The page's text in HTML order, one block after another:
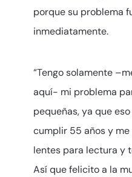
porque su problema
inmediatamente.
“Tengo solamente
aquí- mi problema
pequeñas, ya que
cumplir 55 años y me
lentes para lectura y
Así que felicito a la